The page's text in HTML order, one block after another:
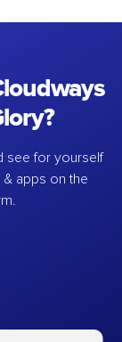
see for yourself
apps on the